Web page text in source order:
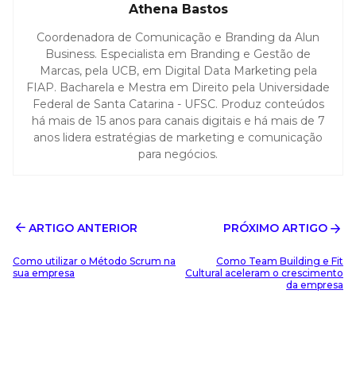
Athena Bastos
Coordenadora de Comunicação e Branding da Alun
Business. Especialista em Branding e Gestão de
Marcas, pela UCB, em Digital Data Marketing pela
FIAP. Bacharela e Mestra em Direito pela Universidade
Federal de Santa Catarina - UFSC. Produz conteúdos
há mais de 15 anos para canais digitais e há mais de 7
anos lidera estratégias de marketing e comunicação
para negócios.
ARTIGO ANTERIOR
Como utilizar o Método Scrum na
sua empresa
PRÓXIMO ARTIGO
Como Team Building e Fit
Cultural aceleram o crescimento
da empresa